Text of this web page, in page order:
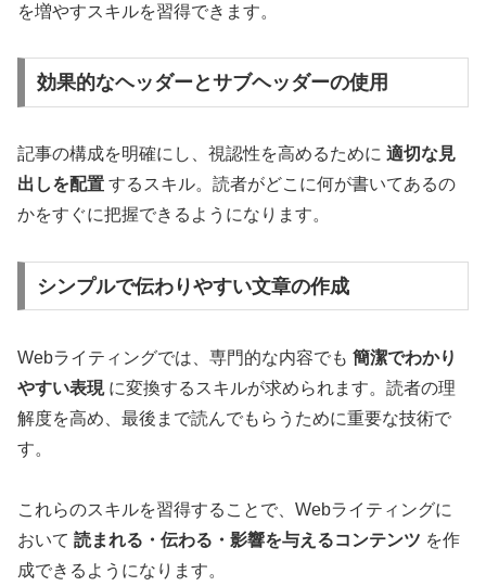
を増やすスキルを習得できます。
効果的なヘッダーとサブヘッダーの使用
記事の構成を明確にし、視認性を高めるために 適切な見
出しを配置 するスキル。読者がどこに何が書いてあるの
かをすぐに把握できるようになります。
シンプルで伝わりやすい文章の作成
Webライティングでは、専門的な内容でも 簡潔でわかり
やすい表現に変換するスキルが求められます。読者の理
解度を高め、最後まで読んでもらうために重要な技術で
す。
これらのスキルを習得することで、Webライティングに
おいて 読まれる・伝わる・影響を与えるコンテンツ を作
成できるようになります。